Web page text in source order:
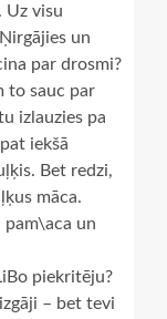
Uz visu
un
par drosmi?
to sauc par
izlauzies pa
iekšā
Bet redzi,
māca.
un
piekritēju?
– bet tevi